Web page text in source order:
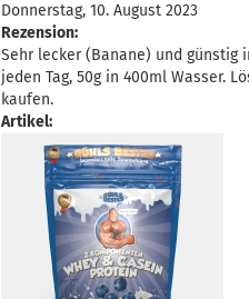
Donnerstag, 10. August 2023
Rezension:
Sehr lecker (Banane) und günstig
jeden Tag, 50g in 400ml Wasser.
kaufen.
Artikel: